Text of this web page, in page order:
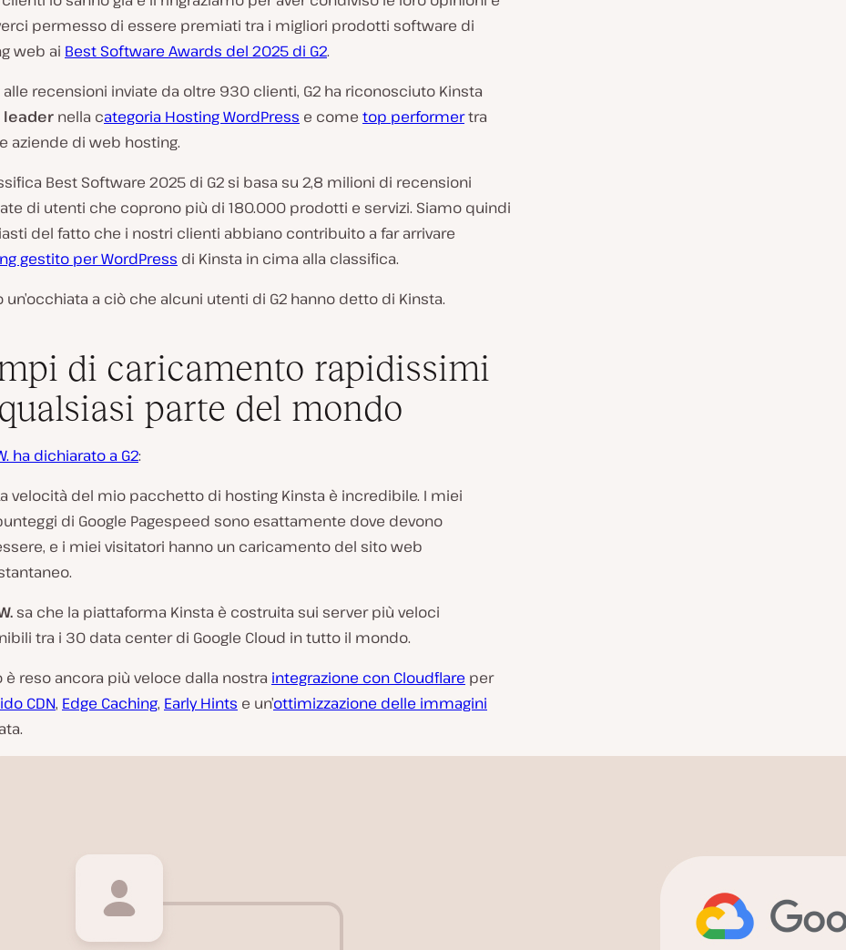
permesso di essere premiati tra i migliori prodotti software di
web ai Best Software Awards del 2025 di G2.
alle recensioni inviate da oltre 930 clienti, G2 ha riconosciuto Kinsta
leader nella categoria Hosting WordPress e come top performertra
aziende di web hosting.
Best Software 2025 di G2 si basa su 2,8 milioni di recensioni
di utenti che coprono più di 180.000 prodotti e servizi. Siamo quindi
del fatto che i nostri clienti abbiano contribuito a far arrivare
gestito per WordPress di Kinsta in cima alla classifica.
un’occhiata a ciò che alcuni utenti di G2 hanno detto di Kinsta.
di caricamento rapidissimi
parte del mondo
ha dichiarato a G2:
velocità del mio pacchetto di hosting Kinsta è incredibile. I miei
di Google Pagespeed sono esattamente dove devono
e i miei visitatori hanno un caricamento del sito web
sa che la piattaforma Kinsta è costruita sui server più veloci
tra i 30 data center di Google Cloud in tutto il mondo.
è reso ancora più veloce dalla nostra integrazione con Cloudflare per
CDN, Edge Caching, Early Hints e un’ottimizzazione delle immagini